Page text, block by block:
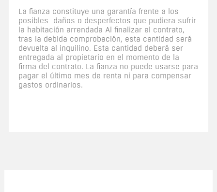
La fianza constituye una garantía frente a los
posibles daños o desperfectos que pudiera sufrir
la habitación arrendada Al finalizar el contrato,
tras la debida comprobación, esta cantidad será
devuelta al inquilino. Esta cantidad deberá ser
entregada al propietario en el momento de la
firma del contrato. La fianza no puede usarse para
pagar el último mes de renta ni para compensar
gastos ordinarios.